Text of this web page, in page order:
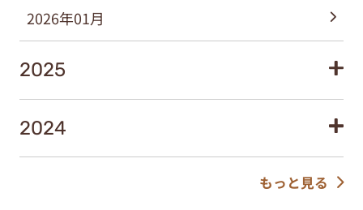
2026年01月
2025
2024
もっと見る